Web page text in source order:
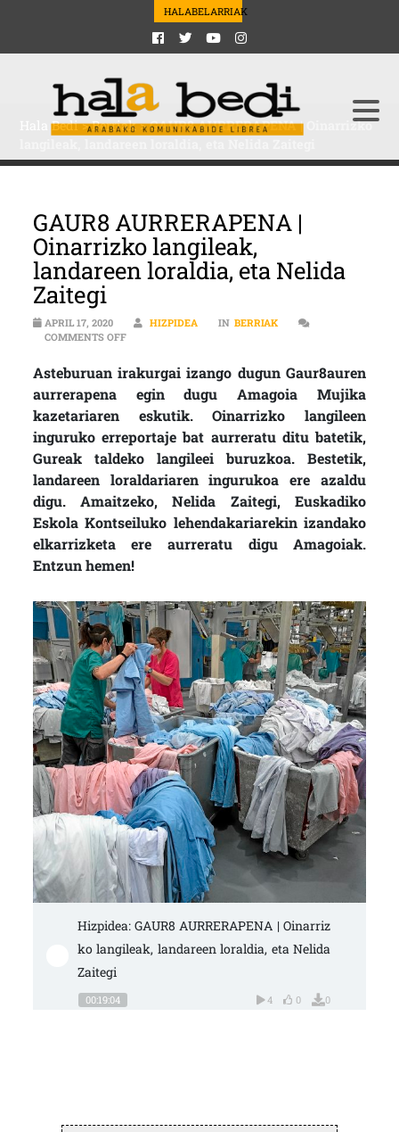
HALABELARRIAK
Hala Bedi>Berriak>GAUR8 AURRERAPENA | Oinarrizko
GAUR8 AURRERAPENA |
Oinarrizko langileak,
landareen loraldia, eta Nelida
Zaitegi
APRIL 17, 2020 HIZPIDEA IN BERRIAK
COMMENTS OFFON GAUR8 AURRERAPENA | OINARRIZKO LANGILEAK,
Asteburuan irakurgai izango dugun Gaur8auren
aurrerapena egin dugu Amagoia Mujika
kazetariaren eskutik. Oinarrizko langileen
inguruko erreportaje bat aurreratu ditu batetik,
Gureak taldeko langileei buruzkoa. Bestetik,
landareen loraldariaren ingurukoa ere azaldu
digu. Amaitzeko, Nelida Zaitegi, Euskadiko
Eskola Kontseiluko lehendakariarekin izandako
elkarrizketa ere aurreratu digu Amagoiak.
Entzun hemen!
Hizpidea: GAUR8 AURRERAPENA | Oinarriz
ko langileak, landareen loraldia, eta Nelida
Zaitegi
00:19:04 4 0 0